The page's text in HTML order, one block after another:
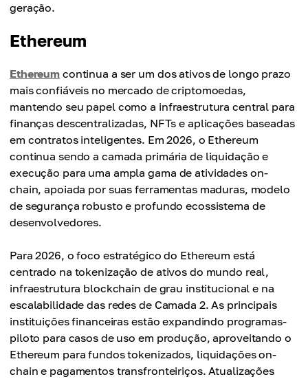
geração.
Ethereum
Ethereum continua a ser um dos ativos de longo prazo
mais confiáveis no mercado de criptomoedas,
mantendo seu papel como a infraestrutura central para
finanças descentralizadas, NFTs e aplicações baseadas
em contratos inteligentes. Em 2026, o Ethereum
continua sendo a camada primária de liquidação e
execução para uma ampla gama de atividades on-
chain, apoiada por suas ferramentas maduras, modelo
de segurança robusto e profundo ecossistema de
desenvolvedores.
Para 2026, o foco estratégico do Ethereum está
centrado na tokenização de ativos do mundo real,
infraestrutura blockchain de grau institucional e na
escalabilidade das redes de Camada 2. As principais
instituições financeiras estão expandindo programas-
piloto para casos de uso em produção, aproveitando o
Ethereum para fundos tokenizados, liquidações on-
chain e pagamentos transfronteiriços. Atualizações